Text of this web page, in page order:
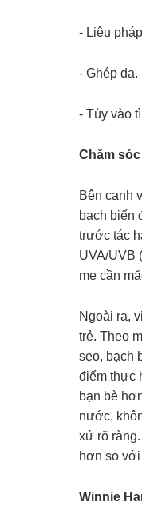
- Liệu
- Ghép da.
- Tùy vào
Chăm
Bên cạnh
bạch biến
trước tác
UVA/UVB
mẹ cần
Ngoài ra,
trẻ. Theo
sẹo, bạch
điểm thực
bạn bè
nước,
xứ rõ
hơn so
Winnie